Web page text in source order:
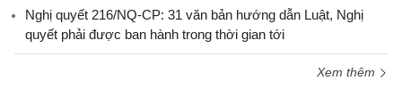
Nghị quyết 216/NQ-CP: 31 văn bản hướng dẫn Luật, Nghị
quyết phải được ban hành trong thời gian tới
Xem thêm